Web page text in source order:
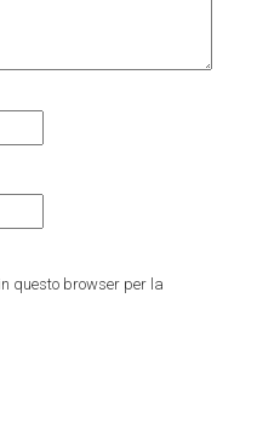
questo browser per la